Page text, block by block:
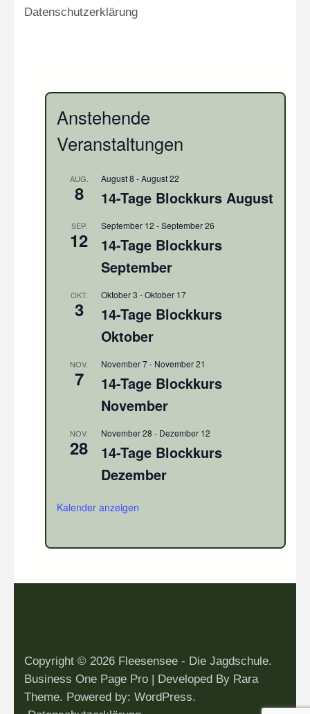
Datenschutzerklärung
Anstehende
Veranstaltungen
AUG.
8
August 8 -August 22
14-Tage Blockkurs August
SEP.
12
September 12 -September 26
14-Tage Blockkurs
September
OKT.
3
Oktober 3 -Oktober 17
14-Tage Blockkurs
Oktober
NOV.
7
November 7- November 21
14-Tage Blockkurs
November
NOV.
28
November 28 - Dezember 12
14-Tage Blockkurs
Dezember
Kalender anzeigen
Copyright © 2026 Fleesensee - Die Jagdschule.
Business One Page Pro | Developed By Rara
Theme. Powered by: WordPress.